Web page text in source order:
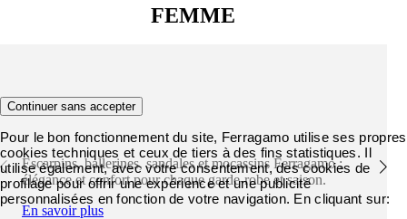
FEMME
Chaussures
Escarpins, ballerines, sandales et mocassins Ferragamo :
élégance et confort pour chaque garde-robe et saison.
En savoir plus
Continuer sans accepter
Pour le bon fonctionnement du site, Ferragamo utilise ses propres
cookies techniques et ceux de tiers à des fins statistiques. Il
utilise également, avec votre consentement, des cookies de
profilage pour offrir une expérience et une publicité
personnalisées en fonction de votre navigation. En cliquant sur: